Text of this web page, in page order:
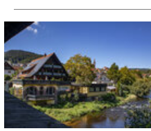
Naturoasemit weiten
Murgtal und die
hoch liegen. Auf der
unweit des